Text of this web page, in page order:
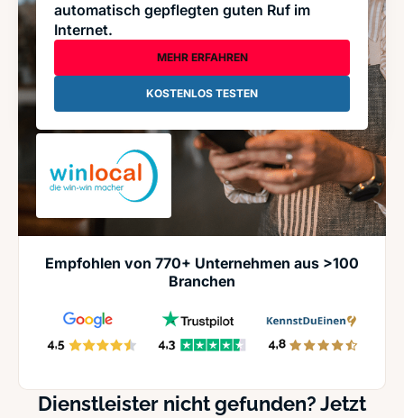
automatisch gepflegten guten Ruf im
Internet.
MEHR ERFAHREN
KOSTENLOS TESTEN
Empfohlen von 770+ Unternehmen aus >100
Branchen
Dienstleister nicht gefunden? Jetzt